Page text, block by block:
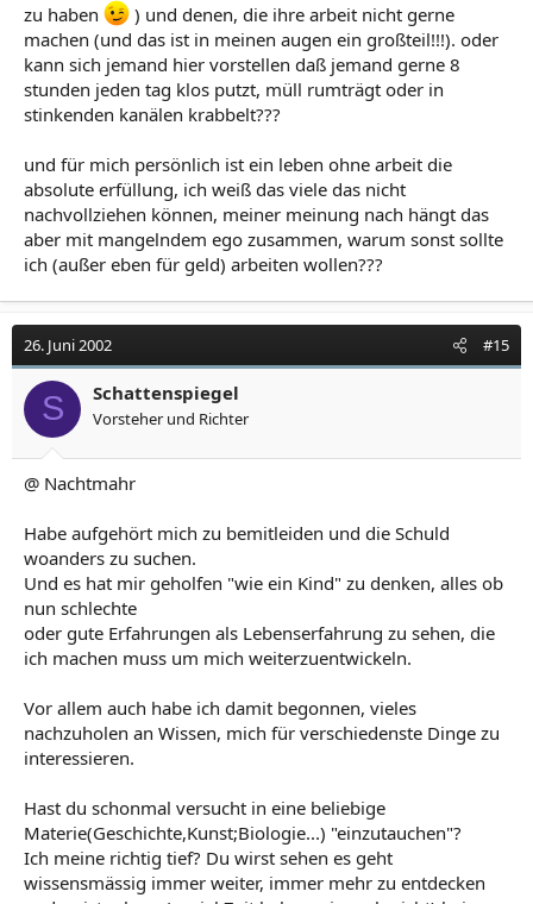
zu haben
) und denen, die ihre arbeit nicht gerne
machen (und das ist in meinen augen ein großteil!!!). oder
kann sich jemand hier vorstellen daß jemand gerne 8
stunden jeden tag klos putzt, müll rumträgt oder in
stinkenden kanälen krabbelt???
und für mich persönlich ist ein leben ohne arbeit die
absolute erfüllung, ich weiß das viele das nicht
nachvollziehen können, meiner meinung nach hängt das
aber mit mangelndem ego zusammen, warum sonst sollte
ich (außer eben für geld) arbeiten wollen???
26. Juni 2002 #15
S Schattenspiegel
Vorsteher und Richter
@ Nachtmahr
Habe aufgehört mich zu bemitleiden und die Schuld
woanders zu suchen.
Und es hat mir geholfen "wie ein Kind" zu denken, alles ob
nun schlechte
oder gute Erfahrungen als Lebenserfahrung zu sehen, die
ich machen muss um mich weiterzuentwickeln.
Vor allem auch habe ich damit begonnen, vieles
nachzuholen an Wissen, mich für verschiedenste Dinge zu
interessieren.
Hast du schonmal versucht in eine beliebige
Materie(Geschichte,Kunst;Biologie...) "einzutauchen"?
Ich meine richtig tief? Du wirst sehen es geht
wissensmässig immer weiter, immer mehr zu entdecken